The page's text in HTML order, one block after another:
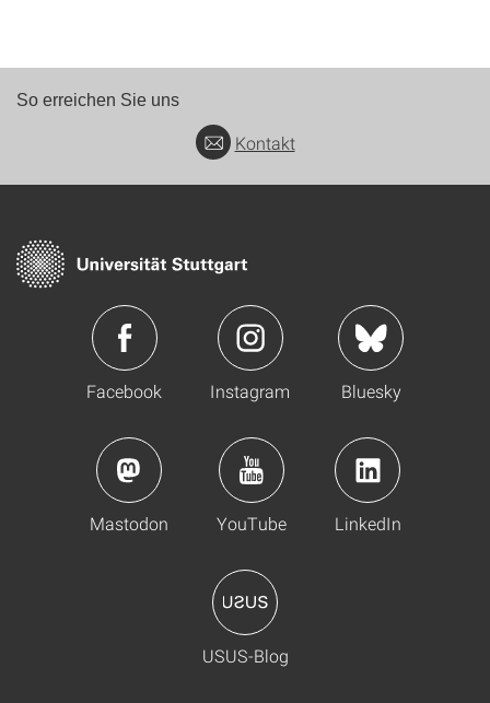
So erreichen Sie uns
Kontakt
Facebook Instagram Bluesky
Mastodon YouTube LinkedIn
USUS-Blog